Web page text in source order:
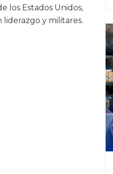
los Estados Unidos,
y militares.